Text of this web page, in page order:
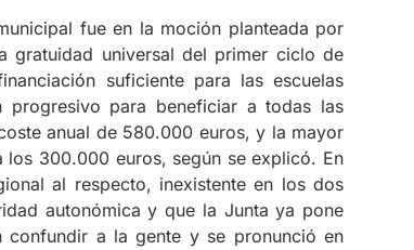
fue en la moción planteada por
gratuidad universal del primer ciclo de
suficiente para las escuelas
progresivo para beneficiar a todas las
anual de 580.000 euros, y la mayor
300.000 euros, según se explicó. En
al respecto, inexistente en los dos
autonómica y que la Junta ya pone
confundir a la gente y se pronunció en